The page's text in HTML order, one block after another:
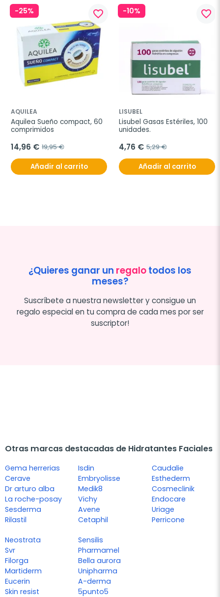
-25% favorite_border
AQUILEA
Aquilea Sueño compact, 60
comprimidos
14,96 € 19,95 €
Añadir al carrito
-10% favorite_border
LISUBEL
Lisubel Gasas Estériles, 100
unidades.
4,76 € 5,29 €
Añadir al carrito
¿Quieres ganar un regalotodos los
meses?
Suscríbete a nuestra newsletter y consigue un
regalo especial en tu compra de cada mes por ser
suscriptor!
Otras marcas destacadas de Hidratantes Faciales
Gema herrerias
Cerave
Dr arturo alba
La roche-posay
Sesderma
Rilastil
Isdin
Embryolisse
Medik8
Vichy
Avene
Cetaphil
Caudalie
Esthederm
Cosmeclinik
Endocare
Uriage
Perricone
Neostrata
Svr
Filorga
Martiderm
Eucerin
Skin resist
Sensilis
Pharmamel
Bella aurora
Unipharma
A-derma
5punto5